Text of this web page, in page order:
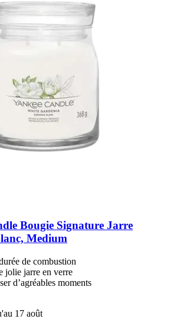
Bougie Signature Jarre
Medium
de combustion
jolie jarre en verre
d’agréables moments
17 août